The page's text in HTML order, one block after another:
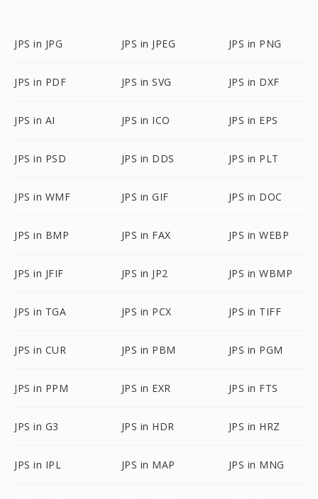
JPS in JPG JPS in JPEG JPS in PNG
JPS in PDF JPS in SVG JPS in DXF
JPS in AI JPS in ICO JPS in EPS
JPS in PSD JPS in DDS JPS in PLT
JPS in WMF JPS in GIF JPS in DOC
JPS in BMP JPS in FAX JPS in WEBP
JPS in JFIF JPS in JP2 JPS in WBMP
JPS in TGA JPS in PCX JPS in TIFF
JPS in CUR JPS in PBM JPS in PGM
JPS in PPM JPS in EXR JPS in FTS
JPS in G3 JPS in HDR JPS in HRZ
JPS in IPL JPS in MAP JPS in MNG